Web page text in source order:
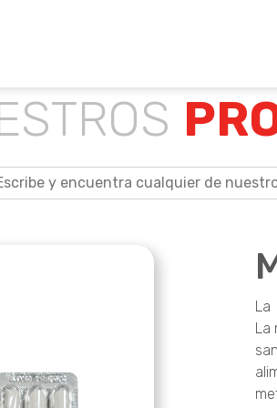
La
La